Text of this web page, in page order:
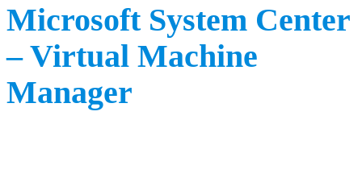
Microsoft System Center
– Virtual Machine
Manager